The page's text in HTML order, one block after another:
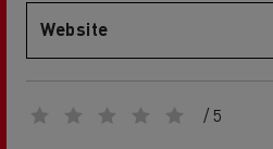
Website
/ 5